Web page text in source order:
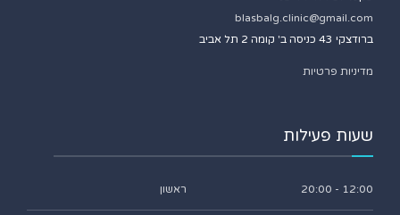
blasbalg.clinic@gmail.com
ברודצקי 43 כניסה ב' קומה 2 תל אביב
מדיניות פרטיות
שעות פעילות
ראשון 12:00 - 20:00